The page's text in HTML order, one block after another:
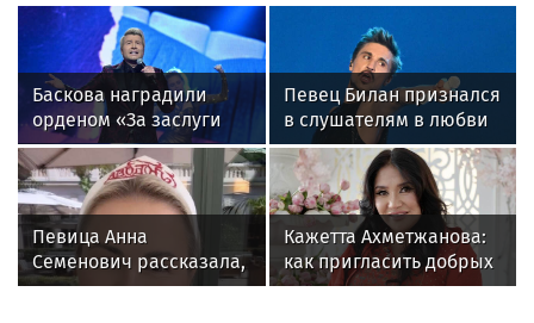
Баскова наградили
орденом «За заслуги
перед отечеством»
IV степени
Певец Билан признался
в слушателям в любви
после критики
Певица Анна
Семенович рассказала,
что улетела с
Кажетта Ахметжанова:
как пригласить добрых
духов в новый дом